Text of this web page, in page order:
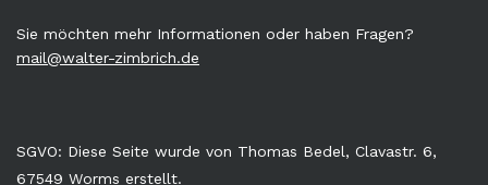
Sie möchten mehr Informationen oder haben Fragen?
mail@walter-zimbrich.de
SGVO: Diese Seite wurde von Thomas Bedel, Clavastr. 6,
67549 Worms erstellt.